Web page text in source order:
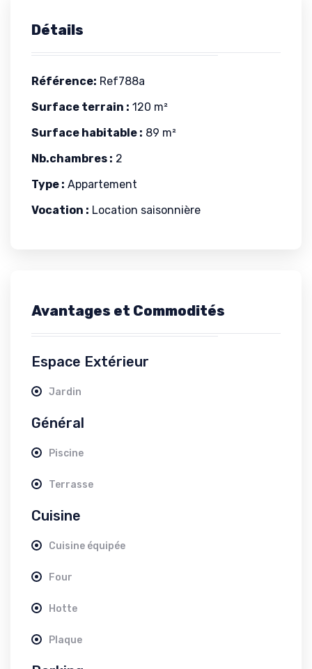
Détails
Référence: Ref788a
Surface terrain : 120 m²
Surface habitable : 89 m²
Nb.chambres : 2
Type : Appartement
Vocation : Location saisonnière
Avantages et Commodités
Espace Extérieur
Jardin
Général
Piscine
Terrasse
Cuisine
Cuisine équipée
Four
Hotte
Plaque